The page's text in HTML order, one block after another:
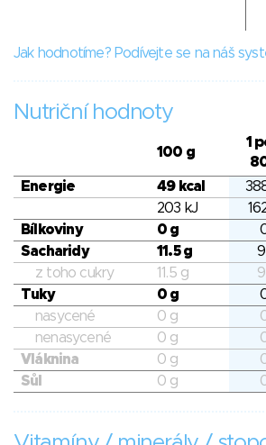
Jak hodnotíme? Podívejte se na náš
Nutriční hodnoty
100 g
1
Energie 49 kcal
203 kJ
Bílkoviny
0 g
Sacharidy
11.5 g
z toho cukry
11.5 g
Tuky
0 g
nasycené
0 g
nenasycené
0 g
Vláknina
0 g
Sůl
0 g